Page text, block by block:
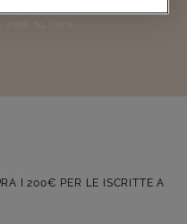
I 200€ PER LE ISCRITTE A